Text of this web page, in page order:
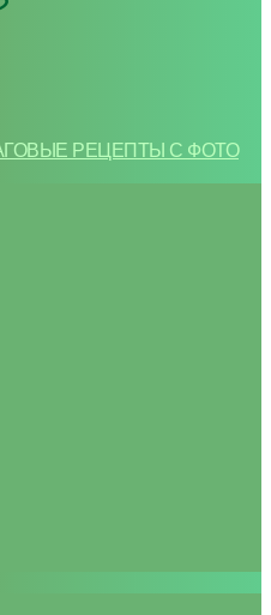
РЕЦЕПТЫ С ФОТО